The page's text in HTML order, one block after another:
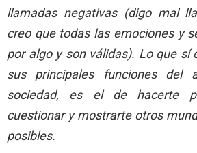
llamadas negativas (digo mal
creo que todas las emociones y
por algo y son válidas). Lo que sí
sus principales funciones del
sociedad, es el de hacerte
cuestionar y mostrarte otros
posibles.